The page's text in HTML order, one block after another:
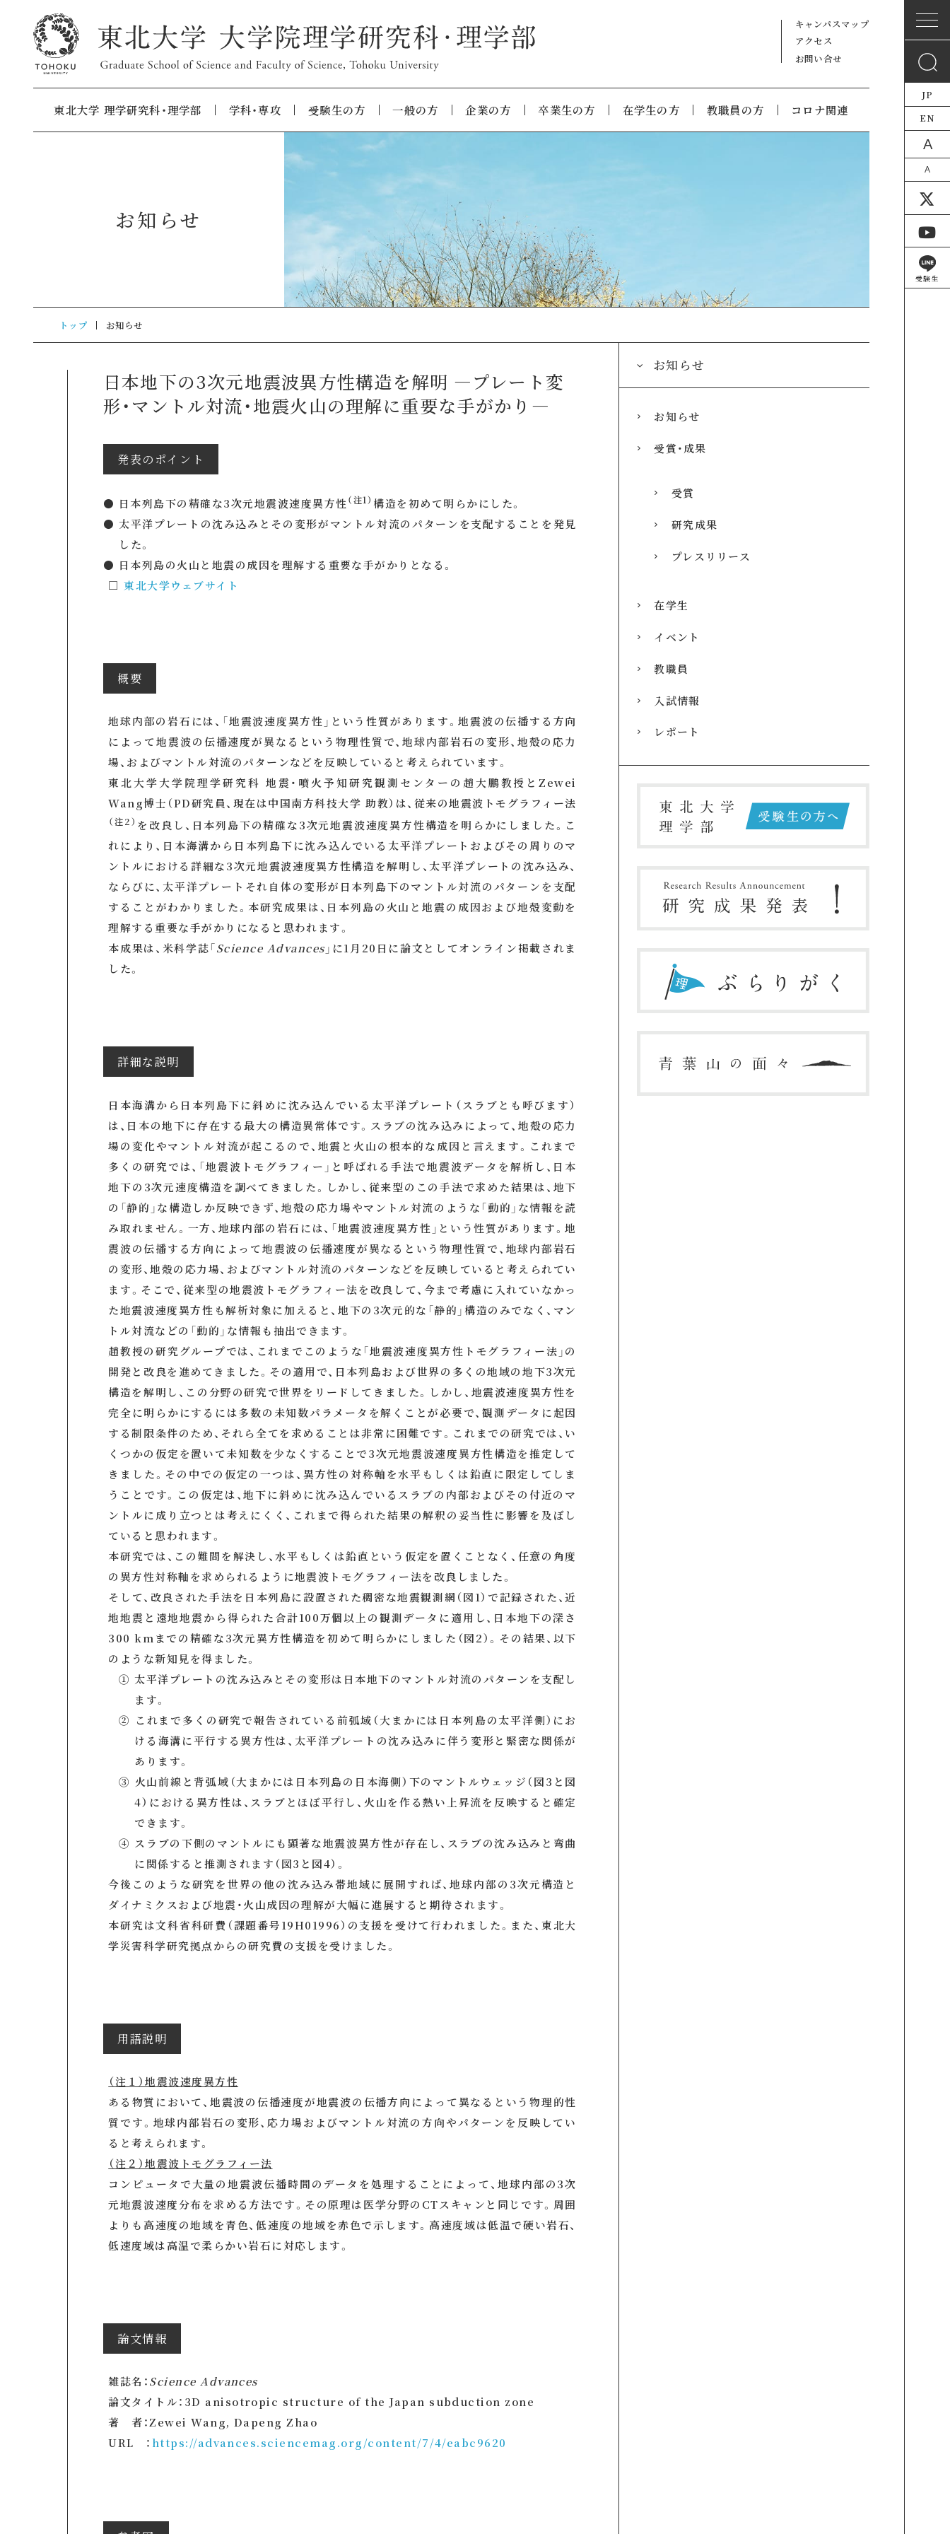
キャンパスマップ
アクセス
お問い合せ
東北大学 理学研究科・理学部 学科・専攻 受験生の方 一般の方 企業の方 卒業生の方 在学生の方 教職員の方 コロナ関連
お知らせ
トップ お知らせ
日本地下の3次元地震波異方性構造を解明 ―プレート変
形・マントル対流・地震火山の理解に重要な手がかり―
発表のポイント
● 日本列島下の精確な3次元地震波速度異方性 （注1） 構造を初めて明らかにした。
● 太平洋プレートの沈み込みとその変形がマントル対流のパターンを支配することを発見
した。
● 日本列島の火山と地震の成因を理解する重要な手がかりとなる。
□東北大学ウェブサイト
概要
地球内部の岩石には、「地震波速度異方性」という性質があります。地震波の伝播する方向
によって地震波の伝播速度が異なるという物理性質で、地球内部岩石の変形、地殻の応力
場、およびマントル対流のパターンなどを反映していると考えられています。
東北大学大学院理学研究科 地震・噴火予知研究観測センターの趙大鵬教授とZewei
Wang博士（PD研究員、現在は中国南方科技大学 助教）は、従来の地震波トモグラフィー法
（注2） を改良し、日本列島下の精確な3次元地震波速度異方性構造を明らかにしました。こ
れにより、日本海溝から日本列島下に沈み込んでいる太平洋プレートおよびその周りのマ
ントルにおける詳細な3次元地震波速度異方性構造を解明し、太平洋プレートの沈み込み、
ならびに、太平洋プレートそれ自体の変形が日本列島下のマントル対流のパターンを支配
することがわかりました。本研究成果は、日本列島の火山と地震の成因および地殻変動を
理解する重要な手がかりになると思われます。
本成果は、米科学誌「Science Advances 」に1月20日に論文としてオンライン掲載されま
した。
詳細な説明
日本海溝から日本列島下に斜めに沈み込んでいる太平洋プレート（スラブとも呼びます）
は、日本の地下に存在する最大の構造異常体です。スラブの沈み込みによって、地殻の応力
場の変化やマントル対流が起こるので、地震と火山の根本的な成因と言えます。これまで
多くの研究では、「地震波トモグラフィー」と呼ばれる手法で地震波データを解析し、日本
地下の3次元速度構造を調べてきました。しかし、従来型のこの手法で求めた結果は、地下
の「静的」な構造しか反映できず、地殻の応力場やマントル対流のような「動的」な情報を読
み取れません。一方、地球内部の岩石には、「地震波速度異方性」という性質があります。地
震波の伝播する方向によって地震波の伝播速度が異なるという物理性質で、地球内部岩石
の変形、地殻の応力場、およびマントル対流のパターンなどを反映していると考えられてい
ます。そこで、従来型の地震波トモグラフィー法を改良して、今まで考慮に入れていなかっ
た地震波速度異方性も解析対象に加えると、地下の3次元的な「静的」構造のみでなく、マン
トル対流などの「動的」な情報も抽出できます。
趙教授の研究グループでは、これまでこのような「地震波速度異方性トモグラフィー法」の
開発と改良を進めてきました。その適用で、日本列島および世界の多くの地域の地下3次元
構造を解明し、この分野の研究で世界をリードしてきました。しかし、地震波速度異方性を
完全に明らかにするには多数の未知数パラメータを解くことが必要で、観測データに起因
する制限条件のため、それら全てを求めることは非常に困難です。これまでの研究では、い
くつかの仮定を置いて未知数を少なくすることで3次元地震波速度異方性構造を推定して
きました。その中での仮定の一つは、異方性の対称軸を水平もしくは鉛直に限定してしま
うことです。この仮定は、地下に斜めに沈み込んでいるスラブの内部およびその付近のマ
ントルに成り立つとは考えにくく、これまで得られた結果の解釈の妥当性に影響を及ぼし
ていると思われます。
本研究では、この難問を解決し、水平もしくは鉛直という仮定を置くことなく、任意の角度
の異方性対称軸を求められるように地震波トモグラフィー法を改良しました。
そして、改良された手法を日本列島に設置された稠密な地震観測網（図1）で記録された、近
地地震と遠地地震から得られた合計100万個以上の観測データに適用し、日本地下の深さ
300 kmまでの精確な3次元異方性構造を初めて明らかにしました（図2）。その結果、以下
のような新知見を得ました。
① 太平洋プレートの沈み込みとその変形は日本地下のマントル対流のパターンを支配し
ます。
② これまで多くの研究で報告されている前弧域（大まかには日本列島の太平洋側）にお
ける海溝に平行する異方性は、太平洋プレートの沈み込みに伴う変形と緊密な関係が
あります。
③ 火山前線と背弧域（大まかには日本列島の日本海側）下のマントルウェッジ（図3と図
4）における異方性は、スラブとほぼ平行し、火山を作る熱い上昇流を反映すると確定
できます。
④ スラブの下側のマントルにも顕著な地震波異方性が存在し、スラブの沈み込みと弯曲
に関係すると推測されます（図3と図4）。
今後このような研究を世界の他の沈み込み帯地域に展開すれば、地球内部の3次元構造と
ダイナミクスおよび地震・火山成因の理解が大幅に進展すると期待されます。
本研究は文科省科研費（課題番号19H01996）の支援を受けて行われました。また、東北大
学災害科学研究拠点からの研究費の支援を受けました。
用語説明
（注１）地震波速度異方性
ある物質において、地震波の伝播速度が地震波の伝播方向によって異なるという物理的性
質です。地球内部岩石の変形、応力場およびマントル対流の方向やパターンを反映してい
ると考えられます。
（注２）地震波トモグラフィー法
コンピュータで大量の地震波伝播時間のデータを処理することによって、地球内部の3次
元地震波速度分布を求める方法です。その原理は医学分野のCTスキャンと同じです。周囲
よりも高速度の地域を青色、低速度の地域を赤色で示します。高速度域は低温で硬い岩石、
低速度域は高温で柔らかい岩石に対応します。
論文情報
雑誌名：Science Advances
論文タイトル：3D anisotropic structure of the Japan subduction zone
著 者：Zewei Wang, Dapeng Zhao
URL ： https://advances.sciencemag.org/content/7/4/eabc9620
お知らせ
お知らせ
受賞・成果
受賞
研究成果
プレスリリース
在学生
イベント
教職員
入試情報
レポート
JP
EN
A
A
受験生